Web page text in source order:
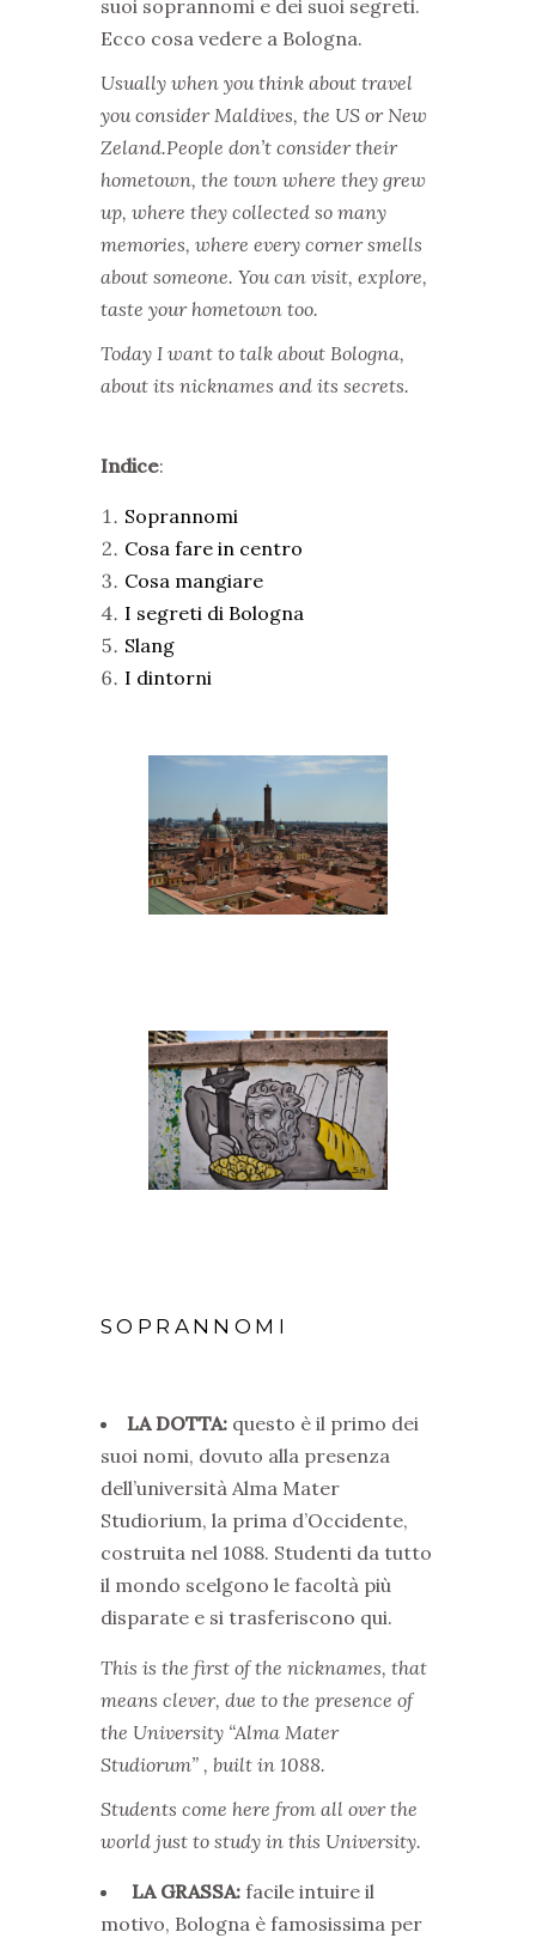
suoi soprannomi e dei suoi segreti.
Ecco cosa vedere a Bologna.
Usually when you think about travel
you consider Maldives, the US or New
Zeland.People don’t consider their
hometown, the town where they grew
up, where they collected so many
memories, where every corner smells
about someone. You can visit, explore,
taste your hometown too.
Today I want to talk about Bologna,
about its nicknames and its secrets.
Indice:
Soprannomi
Cosa fare in centro
Cosa mangiare
I segreti di Bologna
Slang
I dintorni
SOPRANNOMI
LA DOTTA: questo è il primo dei
suoi nomi, dovuto alla presenza
dell’università Alma Mater
Studiorium, la prima d’Occidente,
costruita nel 1088. Studenti da tutto
il mondo scelgono le facoltà più
disparate e si trasferiscono qui.
This is the first of the nicknames, that
means clever, due to the presence of
the University “Alma Mater
Studiorum” , built in 1088.
Students come here from all over the
world just to study in this University.
LA GRASSA: facile intuire il
motivo, Bologna è famosissima per